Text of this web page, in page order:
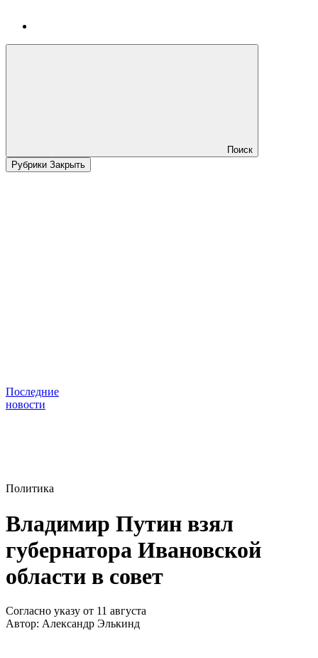
Поиск
Рубрики Закрыть
Последние
новости
Политика
Владимир Путин взял
губернатора Ивановской
области в совет
Согласно указу от 11 августа
Автор: Александр Элькинд